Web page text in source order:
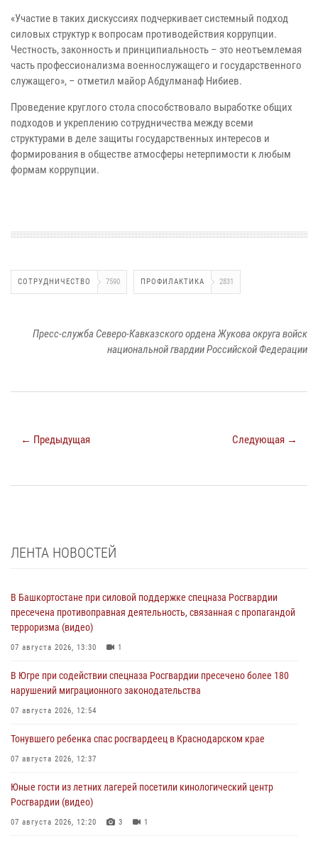
«Участие в таких дискуссиях подчеркивает системный подход
силовых структур к вопросам противодействия коррупции.
Честность, законность и принципиальность – это неотъемлемая
часть профессионализма военнослужащего и государственного
служащего», – отметил майор Абдулманаф Нибиев.
Проведение круглого стола способствовало выработке общих
подходов и укреплению сотрудничества между всеми
структурами в деле защиты государственных интересов и
формирования в обществе атмосферы нетерпимости к любым
формам коррупции.
СОТРУДНИЧЕСТВО 7590 ПРОФИЛАКТИКА 2831
Пресс-служба Северо-Кавказского ордена Жукова округа войск
национальной гвардии Российской Федерации
← Предыдущая Следующая →
ЛЕНТА НОВОСТЕЙ
В Башкортостане при силовой поддержке спецназа Росгвардии
пресечена противоправная деятельность, связанная с пропагандой
терроризма (видео)
07 августа 2026, 13:30 1
В Югре при содействии спецназа Росгвардии пресечено более 180
нарушений миграционного законодательства
07 августа 2026, 12:54
Тонувшего ребенка спас росгвардеец в Краснодарском крае
07 августа 2026, 12:37
Юные гости из летних лагерей посетили кинологический центр
Росгвардии (видео)
07 августа 2026, 12:20 3 1